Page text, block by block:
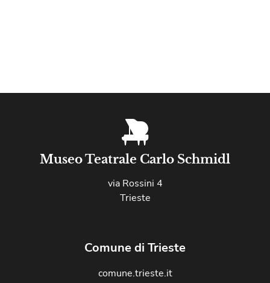
Museo Teatrale Carlo Schmidl
via Rossini 4
Trieste
Comune di Trieste
comune.trieste.it